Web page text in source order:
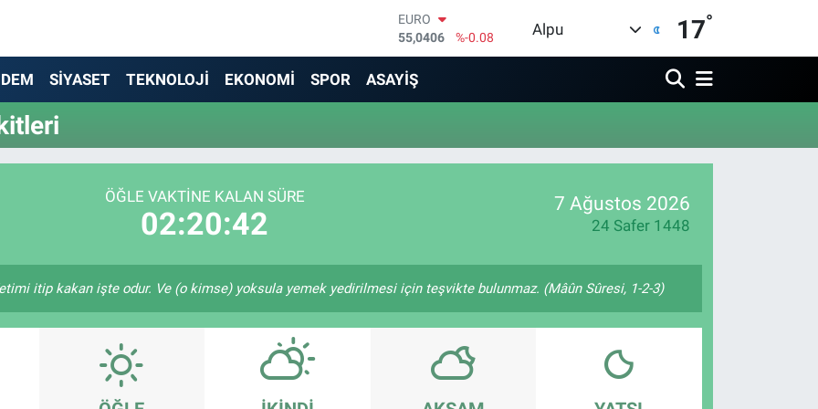
EURO
55,0406
%-0.08
STERLİN
64,2143
GRAM ALTIN
13.799
%70
BITCOIN
Alpu 17°
SİYASET TEKNOLOJİ EKONOMİ SPOR ASAYİŞ
ÖĞLE VAKTINE KALAN SÜRE
02:20:42
7 Ağustos 2026
24 Safer 1448
itip kakan işte odur. Ve (o kimse) yoksula yemek yedirilmesi için teşvikte bulunmaz. (Mâûn Sûresi, 1-2-3)